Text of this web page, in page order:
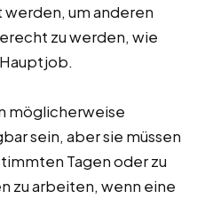
um anderen
zu werden, wie
möglicherweise
sein, aber sie müssen
Tagen oder zu
zu arbeiten, wenn eine